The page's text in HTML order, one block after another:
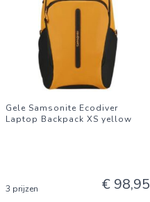
Gele Samsonite Ecodiver
Laptop Backpack XS yellow
3 prijzen € 98,95